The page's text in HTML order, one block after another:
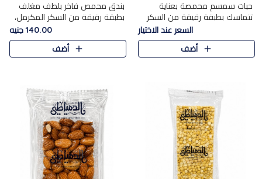
حبات سمسم محمصة بعناية
تتماسك بطبقة رقيقة من السكر
المكرمل، لتقدم طعم السمسم
المميز وقرمشتة التي ارتبطت ببهجة
المولد عبر الأجيال.
السعر عند الاختيار
أضف
بندق محمص فاخر بلطف مغلف
بطبقة رقيقة من السكر المكرمل،
يجمع بين النكهة الغنية ناتي
والقرمشة الراقية المرضية في
حلوى شرقية أنيقه بطابع مميز.
140.00 جنيه
أضف